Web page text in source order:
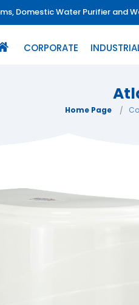
Domestic Water Purifier and
CORPORATE
Home Page